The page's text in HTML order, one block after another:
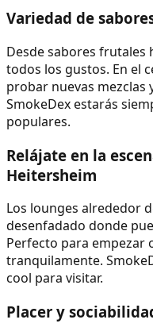
Variedad de
Desde sabores frutales
todos los gustos. En el
probar nuevas mezclas
SmokeDex estarás
populares.
Relájate en la
Heitersheim
Los lounges alrededor
desenfadado donde
Perfecto para empezar
tranquilamente.
cool para visitar.
Placer y